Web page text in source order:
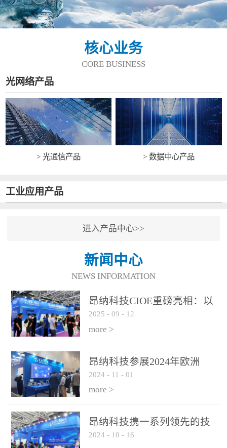
核心业务
CORE BUSINESS
光网络产品
> 光通信产品 > 数据中心产品
工业应用产品
进入产品中心>>
新闻中心
NEWS INFORMATION
昂纳科技CIOE重磅亮相：以
光通信创新引擎，驱动AI与
算力互联新时代
2025 - 09 - 12
more >
昂纳科技参展2024年欧洲
ECOC展会
2024 - 11 - 01
more >
昂纳科技携一系列领先的技
术平台和优秀产品参展2024
2024 - 10 - 16